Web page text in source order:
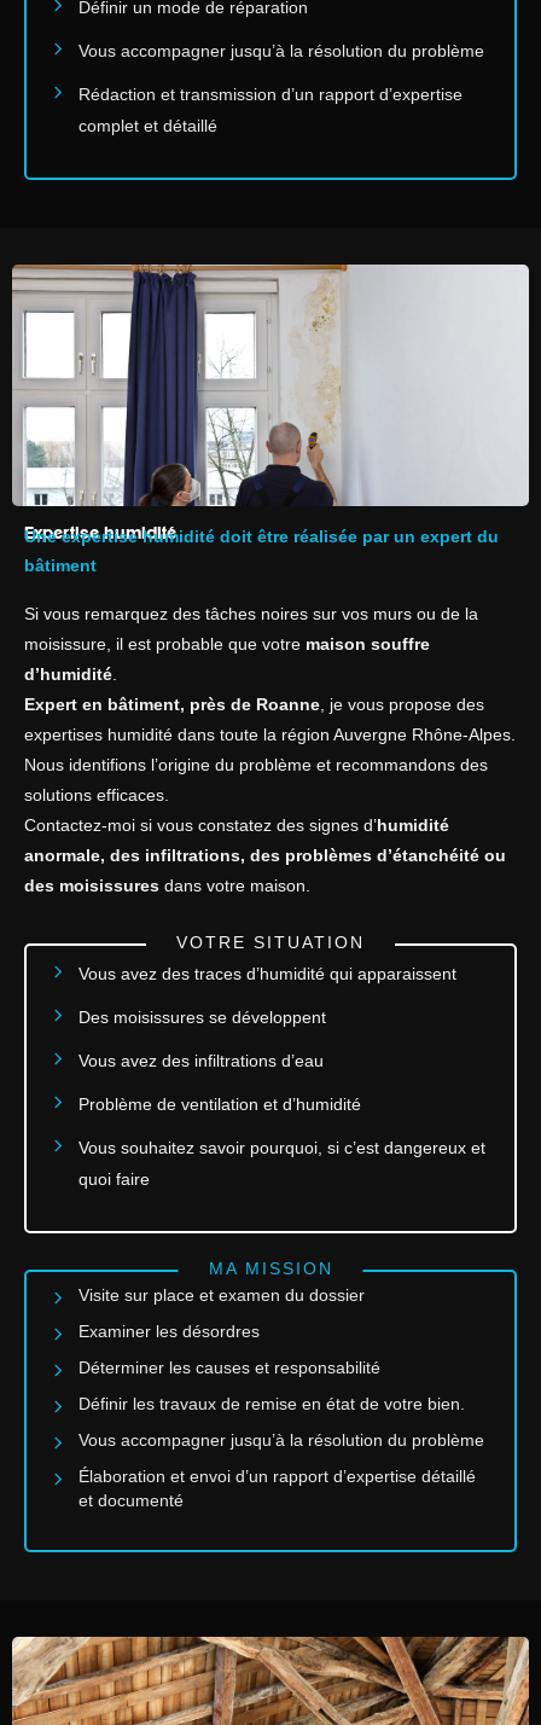
Définir un mode de réparation
Vous accompagner jusqu’à la résolution du problème
Rédaction et transmission d’un rapport d’expertise
complet et détaillé
Expertise humidité
Une expertise humidité doit être réalisée par un expert du
bâtiment
Si vous remarquez des tâches noires sur vos murs ou de la
moisissure, il est probable que votre maison souffre
d’humidité
Expert en bâtiment, près de Roanne , je vous propose des
expertises humidité dans toute la région Auvergne Rhône-Alpes.
Nous identifions l’origine du problème et recommandons des
solutions efficaces.
Contactez-moi si vous constatez des signes d’humidité
anormale, des infiltrations, des problèmes d’étanchéité ou
des moisissures dans votre maison.
VOTRE SITUATION
Vous avez des traces d’humidité qui apparaissent
Des moisissures se développent
Vous avez des infiltrations d’eau
Problème de ventilation et d’humidité
Vous souhaitez savoir pourquoi, si c’est dangereux et
quoi faire
MA MISSION
Visite sur place et examen du dossier
Examiner les désordres
Déterminer les causes et responsabilité
Définir les travaux de remise en état de votre bien.
Vous accompagner jusqu’à la résolution du problème
Élaboration et envoi d’un rapport d’expertise détaillé
et documenté